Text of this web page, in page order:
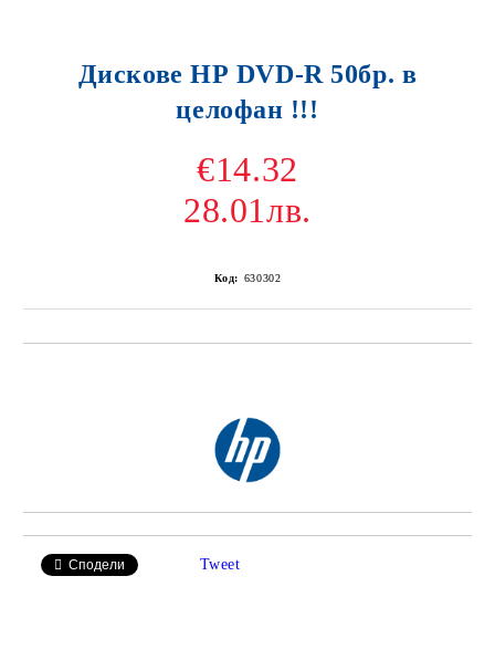
Дискове НР DVD-R 50бр. в
целофан !!!
€14.32
28.01лв.
Код: 630302
Сподели Tweet